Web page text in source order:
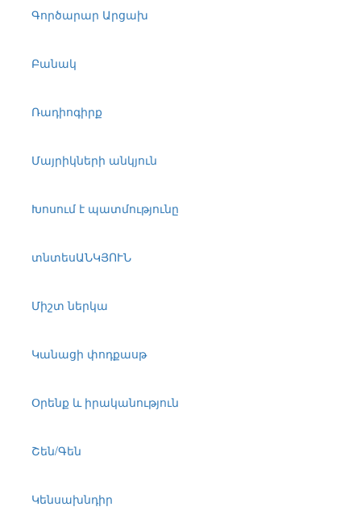
Գործարար Արցախ
Բանակ
Ռադիոգիրք
Մայրիկների անկյուն
Խոսում է պատմությունը
տնտեսԱՆԿՅՈՒՆ
Միշտ ներկա
Կանացի փոդքասթ
Օրենք և իրականություն
Շեն/Գեն
Կենսախնդիր